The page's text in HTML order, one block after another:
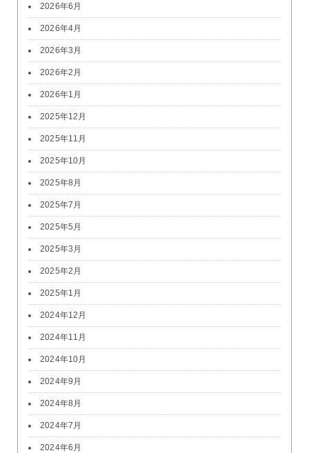
2026年6月
2026年4月
2026年3月
2026年2月
2026年1月
2025年12月
2025年11月
2025年10月
2025年8月
2025年7月
2025年5月
2025年3月
2025年2月
2025年1月
2024年12月
2024年11月
2024年10月
2024年9月
2024年8月
2024年7月
2024年6月